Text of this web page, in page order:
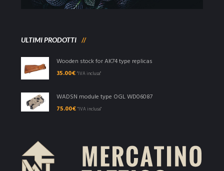
ULTIMI PRODOTTI
Wooden stock for AK74 type replicas
35.00€ "IVA inclusa"
WADSN module type OGL WD06087
75.00€ "IVA inclusa"